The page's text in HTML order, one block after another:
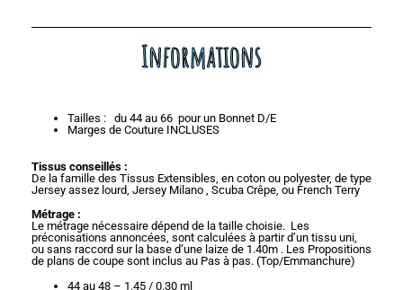
Informations
Tailles : du 44 au 66 pour un Bonnet D/E
Marges de Couture INCLUSES
Tissus conseillés :
De la famille des Tissus Extensibles, en coton ou polyester, de type
Jersey assez lourd, Jersey Milano , Scuba Crêpe, ou French Terry
Métrage :
Le métrage nécessaire dépend de la taille choisie. Les
préconisations annoncées, sont calculées à partir d’un tissu uni,
ou sans raccord sur la base d’une laize de 1.40m . Les Propositions
de plans de coupe sont inclus au Pas à pas. (Top/Emmanchure)
44 au 48 – 1.45 / 0.30 ml